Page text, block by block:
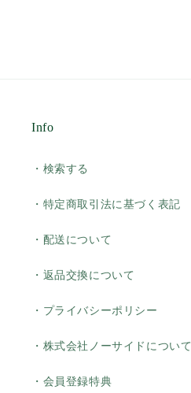
Info
・検索する
・特定商取引法に基づく表記
・配送について
・返品交換について
・プライバシーポリシー
・株式会社ノーサイドについて
・会員登録特典